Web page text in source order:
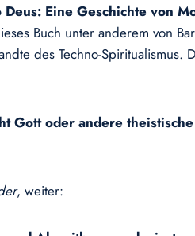
Deus: Eine Geschichte von
Buch unter anderem von
des Techno-Spiritualismus.
Gott oder andere
, weiter: